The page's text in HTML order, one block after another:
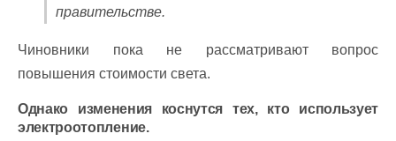
правительстве.
Чиновники пока не рассматривают вопрос
повышения стоимости света.
Однако изменения коснутся тех, кто использует
электроотопление.